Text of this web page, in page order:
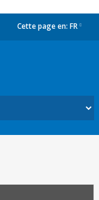
Cette page en: FR